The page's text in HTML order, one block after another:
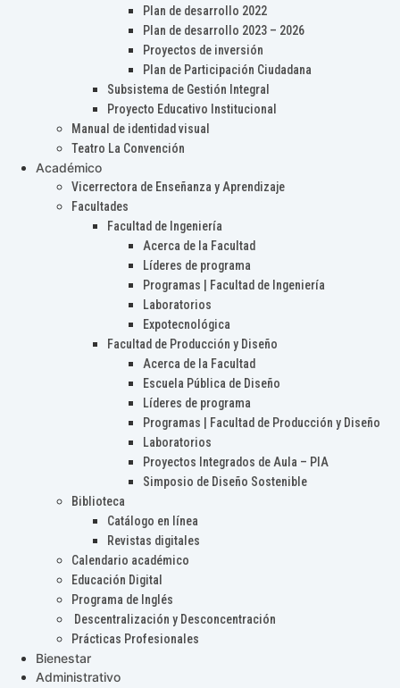
Plan de desarrollo 2022
Plan de desarrollo 2023 – 2026
Proyectos de inversión
Plan de Participación Ciudadana
Subsistema de Gestión Integral
Proyecto Educativo Institucional
Manual de identidad visual
Teatro La Convención
Académico
Vicerrectora de Enseñanza y Aprendizaje
Facultades
Facultad de Ingeniería
Acerca de la Facultad
Líderes de programa
Programas | Facultad de Ingeniería
Laboratorios
Expotecnológica
Facultad de Producción y Diseño
Acerca de la Facultad
Escuela Pública de Diseño
Líderes de programa
Programas | Facultad de Producción y Diseño
Laboratorios
Proyectos Integrados de Aula – PIA
Simposio de Diseño Sostenible
Biblioteca
Catálogo en línea
Revistas digitales
Calendario académico
Educación Digital
Programa de Inglés
Descentralización y Desconcentración
Prácticas Profesionales
Bienestar
Administrativo